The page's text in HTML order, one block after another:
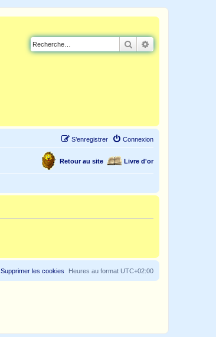
Rechercher
Connexion
S’enregistrer
Livre d'or
Retour au site
Heures au format UTC+02:00
Supprimer les cookies